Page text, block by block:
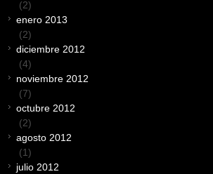
(2)
enero 2013
(2)
diciembre 2012
(4)
noviembre 2012
(7)
octubre 2012
(2)
agosto 2012
(1)
julio 2012